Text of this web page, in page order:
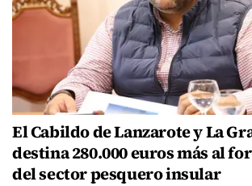
El Cabildo de Lanzarote y La
destina 280.000 euros más al
del sector pesquero insular